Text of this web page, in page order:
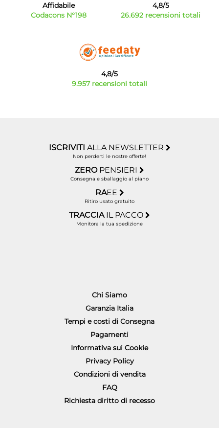
Affidabile
Codacons N°198
4,8/5
26.692 recensioni totali
4,8/5
9.957 recensioni totali
ISCRIVITI ALLA NEWSLETTER
Non perderti le nostre offerte!
ZERO PENSIERI
Consegna e sballaggio al piano
RAEE
Ritiro usato gratuito
TRACCIA IL PACCO
Monitora la tua spedizione
Chi Siamo
Garanzia Italia
Tempi e costi di Consegna
Pagamenti
Informativa sui Cookie
Privacy Policy
Condizioni di vendita
FAQ
Richiesta diritto di recesso